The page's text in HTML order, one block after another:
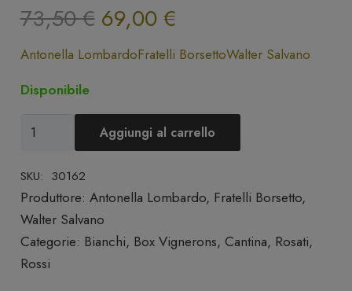
73,50€ Il
prezzo
originale
73,50 €.
69,00€Il
attuale
69,00 €.
Antonella LombardoFratelli BorsettoWalter Salvano
Disponibile
Box
Piccoli
Grandi
Vignaioli
Italiani
-
Aggiungi al carrello
SKU: 30162
Produttore: Antonella Lombardo, Fratelli Borsetto,
Walter Salvano
Categorie: Bianchi, Box Vignerons, Cantina, Rosati,
Rossi